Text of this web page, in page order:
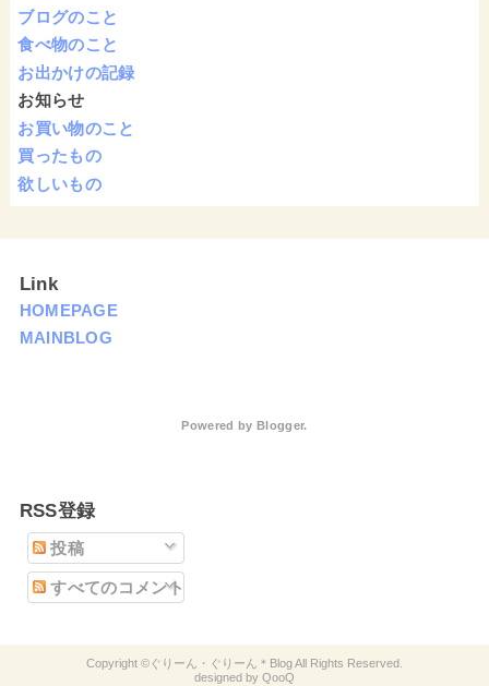
ブログのこと
食べ物のこと
お出かけの記録
お知らせ
お買い物のこと
買ったもの
欲しいもの
Link
HOMEPAGE
MAINBLOG
Powered by Blogger.
RSS登録
投稿
すべてのコメント
ぐりーん・ぐりーん＊Blog
QooQ